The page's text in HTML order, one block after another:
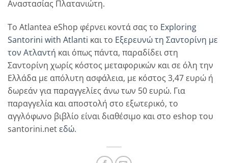
Αναστασίας Πλατανιώτη.
Το Atlantea eShop φέρνει κοντά σας το Exploring
Santorini with Atlanti και το Εξερευνώ τη Σαντορίνη με
τον Ατλαντή και όπως πάντα, παραδίδει στη
Σαντορίνη χωρίς κόστος μεταφορικών και σε όλη την
Ελλάδα με απόλυτη ασφάλεια, με κόστος 3,47 ευρώ ή
δωρεάν για παραγγελίες άνω των 50 ευρώ. Για
παραγγελία και αποστολή στο εξωτερικό, το
αγγλόφωνο βιβλίο είναι διαθέσιμο και στο eshop του
santorini.netεδώ.